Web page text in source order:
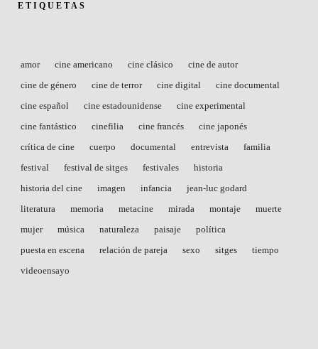
ETIQUETAS
amor cine americano cine clásico
cine de autor
cine de género
cine de terror cine digital
cine documental
cine español
cine estadounidense
cine experimental
cine fantástico
cinefilia cine francés
cine japonés
crítica de cine
cuerpo documental entrevista
familia
festival
festival de sitges festivales
historia
historia del cine
imagen infancia
jean-luc godard
literatura
memoria metacine mirada montaje
muerte
mujer
música naturaleza paisaje
política
puesta en escena
relación de pareja sexo sitges
tiempo
videoensayo